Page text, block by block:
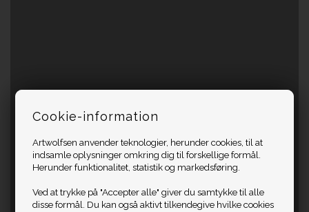
Cookie-information
Artwolfsen anvender teknologier, herunder cookies, til at
indsamle oplysninger omkring dig til forskellige formål.
Herunder funktionalitet, statistik og markedsføring.
Ved at trykke på "Accepter alle" giver du samtykke til alle
disse formål. Du kan også aktivt tilkendegive hvilke cookies